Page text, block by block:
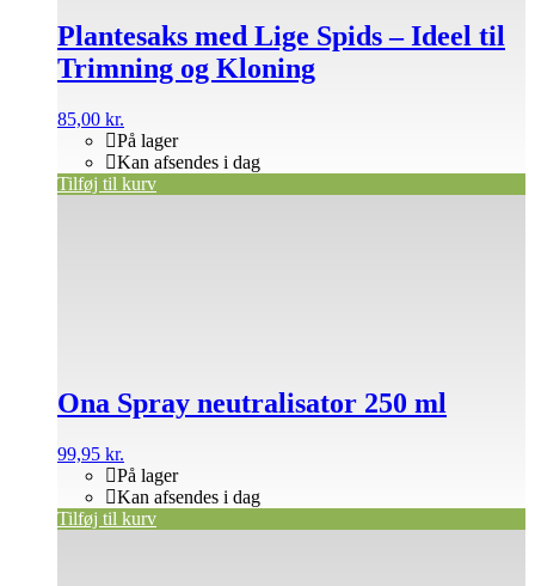
Plantesaks med Lige Spids – Ideel til
Trimning og Kloning
85,00 kr.
På lager
Kan afsendes i dag
Tilføj til kurv
Ona Spray neutralisator 250 ml
99,95 kr.
På lager
Kan afsendes i dag
Tilføj til kurv